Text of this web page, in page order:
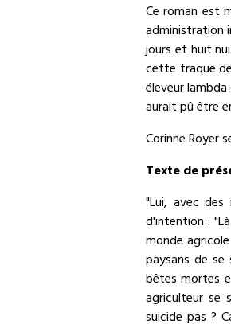
Ce roman est
administration
jours et huit
cette traque
éleveur
aurait pû être
Corinne Royer
Texte de
"Lui, avec
d'intention :
monde
paysans de
bêtes mortes
agriculteur se
suicide pas ?